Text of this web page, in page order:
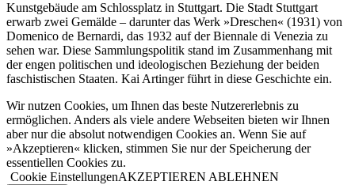
Kunstgebäude am Schlossplatz in Stuttgart. Die Stadt Stuttgart
erwarb zwei Gemälde – darunter das Werk »Dreschen« (1931) von
Domenico de Bernardi, das 1932 auf der Biennale di Venezia zu
sehen war. Diese Sammlungspolitik stand im Zusammenhang mit
der engen politischen und ideologischen Beziehung der beiden
faschistischen Staaten. Kai Artinger führt in diese Geschichte ein.
Wir nutzen Cookies, um Ihnen das beste Nutzererlebnis zu
ermöglichen. Anders als viele andere Webseiten bieten wir Ihnen
aber nur die absolut notwendigen Cookies an. Wenn Sie auf
»Akzeptieren« klicken, stimmen Sie nur der Speicherung der
essentiellen Cookies zu.
Cookie EinstellungenAKZEPTIEREN ABLEHNEN